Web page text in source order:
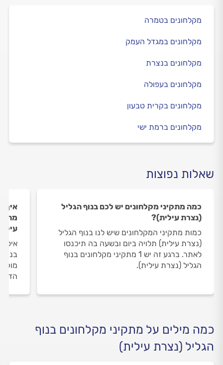
מקלחונים בטמרה
מקלחונים במגדל העמק
מקלחונים בנצרת
מקלחונים בעפולה
מקלחונים בקרית טבעון
מקלחונים ברמת ישי
שאלות נפוצות
כמה מתקיני מקלחונים יש לכם בנוף הגליל
(נצרת עילית)?
כמות מתקיני המקלחונים שיש לנו בנוף הגליל
(נצרת עילית) תלויה ביום ובשעה בה תיכנסו
לאתר. ברגע זה יש 1 מתקיני מקלחונים בנוף
הגליל (נצרת עילית).
איך
כמה מילים על מתקיני מקלחונים בנוף
הגליל (נצרת עילית)